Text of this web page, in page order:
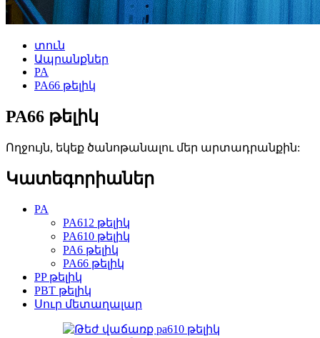
տուն
Ապրանքներ
PA
PA66 թելիկ
PA66 թելիկ
Ողջույն, եկեք ծանոթանալու մեր արտադրանքին:
Կատեգորիաներ
PA
PA612 թելիկ
PA610 թելիկ
PA6 թելիկ
PA66 թելիկ
PP թելիկ
PBT թելիկ
Սուր մետաղալար